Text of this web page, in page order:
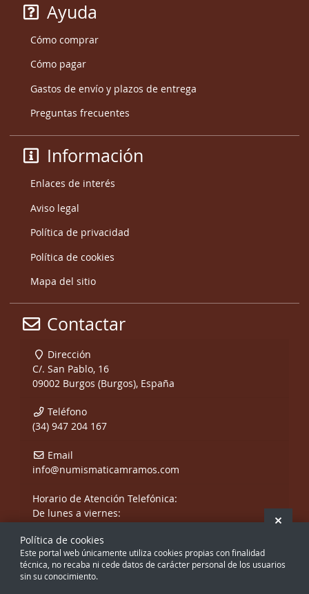
Ayuda
Cómo comprar
Cómo pagar
Gastos de envío y plazos de entrega
Preguntas frecuentes
Información
Enlaces de interés
Aviso legal
Política de privacidad
Política de cookies
Mapa del sitio
Contactar
Dirección
C/. San Pablo, 16
09002 Burgos (Burgos), España
Teléfono
(34) 947 204 167
Email
info@numismaticamramos.com
Horario de Atención Telefónica:
De lunes a viernes:
y de 17:00 a 20:00 h.
Sábados, sólo mañanas.
Política de cookies
Este portal web únicamente utiliza cookies propias con finalidad
técnica, no recaba ni cede datos de carácter personal de los usuarios
sin su conocimiento.